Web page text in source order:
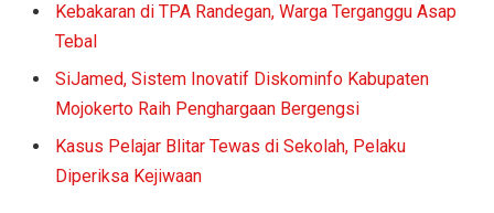
Kebakaran di TPA Randegan, Warga Terganggu Asap
Tebal
SiJamed, Sistem Inovatif Diskominfo Kabupaten
Mojokerto Raih Penghargaan Bergengsi
Kasus Pelajar Blitar Tewas di Sekolah, Pelaku
Diperiksa Kejiwaan